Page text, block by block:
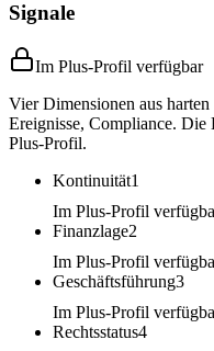
Signale
Im Plus-Profil verfügbar
Vier Dimensionen aus
Ereignisse, Compliance.
Plus-Profil.
Kontinuität1
Im Plus-Profil
Finanzlage2
Im Plus-Profil
Geschäftsführung3
Im Plus-Profil
Rechtsstatus4